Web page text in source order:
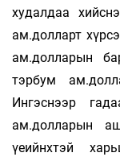
худалдаа
ам.долларт
ам.долларын
тэрбум
Ингэснээр
ам.долларын
үеийнхтэй